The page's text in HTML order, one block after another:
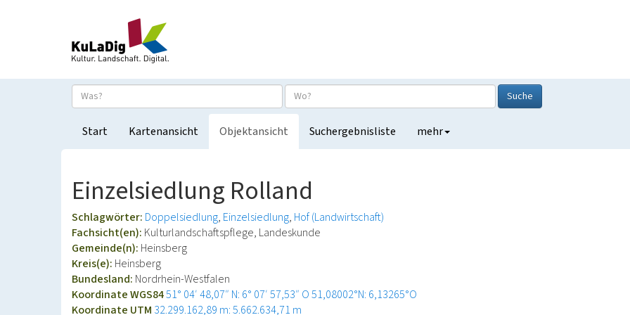
Suche
Start Kartenansicht Objektansicht Suchergebnisliste mehr
Einzelsiedlung Rolland
Schlagwörter: Doppelsiedlung Einzelsiedlung Hof (Landwirtschaft)
Fachsicht(en): Kulturlandschaftspflege, Landeskunde
Gemeinde(n): Heinsberg
Kreis(e): Heinsberg
Bundesland: Nordrhein-Westfalen
Koordinate WGS8451° 04′ 48,07″ N: 6° 07′ 57,53″ O51,08002°N: 6,13265°O
Koordinate UTM 32.299.162,89 m: 5.662.634,71 m